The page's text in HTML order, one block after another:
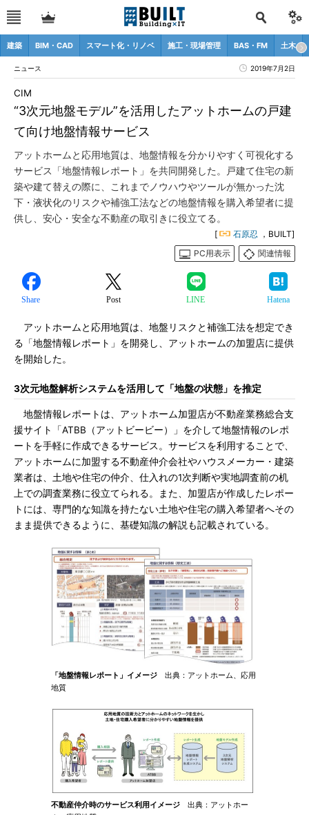
建築 BIM・CAD スマート化・リノベ 施工・現場管理 BAS・FM 土木
ニュース 2019年7月2日
“3次元地盤モデル”を活用したアットホームの戸建
て向け地盤情報サービス
CIM
アットホームと応用地質は、地盤情報を分かりやすく可視化する
サービス「地盤情報レポート」を共同開発した。戸建て住宅の新
築や建て替えの際に、これまでノウハウやツールが無かった沈
下・液状化のリスクや補強工法などの地盤情報を購入希望者に提
供し、安心・安全な不動産の取引きに役立てる。
[ 石原忍 ，BUILT]
PC用表示
関連情報
Share Post LINE Hatena
アットホームと応用地質は、地盤リスクと補強工法を想定でき
る「地盤情報レポート」を開発し、アットホームの加盟店に提供
を開始した。
3次元地盤解析システムを活用して「地盤の状態」を推定
地盤情報レポートは、アットホーム加盟店が不動産業務総合支
援サイト「ATBB（アットビービー）」を介して地盤情報のレポ
ートを手軽に作成できるサービス。サービスを利用することで、
アットホームに加盟する不動産仲介会社やハウスメーカー・建築
業者は、土地や住宅の仲介、仕入れの1次判断や実地調査前の机
上での調査業務に役立てられる。また、加盟店が作成したレポー
トには、専門的な知識を持たない土地や住宅の購入希望者へその
まま提供できるように、基礎知識の解説も記載されている。
「地盤情報レポート」イメージ 出典：アットホーム、応用
地質
不動産仲介時のサービス利用イメージ 出典：アットホー